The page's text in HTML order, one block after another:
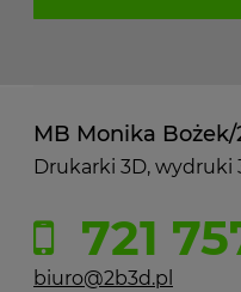
MB Monika Bożek/
Drukarki 3D, wydruki
721
biuro@2b3d.pl